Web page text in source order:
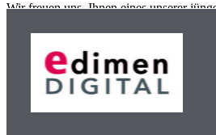
Wir freuen uns, Ihnen eines unserer